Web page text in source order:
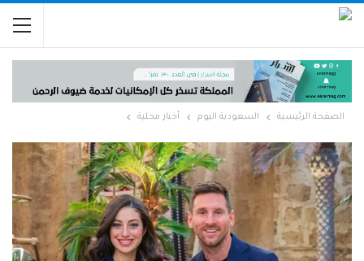
الصفحة الرئيسية السعودية اليوم أخبار محلية